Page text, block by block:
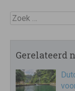
Zoek
Gerelateerd